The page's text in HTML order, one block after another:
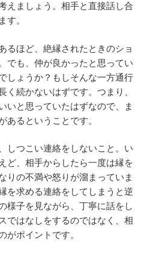
えましょう。相手と直接話し合
す。
るほど、絶縁されたときのショ
でも、仲が良かったと思ってい
しょうか？もしそんな一方通行
く続かないはずです。つまり、
いと思っていたはずなので、ま
あるということです。
しつこい連絡をしないこと。い
ど、相手からしたら一度は縁を
りの不満や怒りが溜まっていま
を求める連絡をしてしまうと逆
様子を見ながら、丁寧に話をし
ではなしをするのではなく、相
がポイントです。